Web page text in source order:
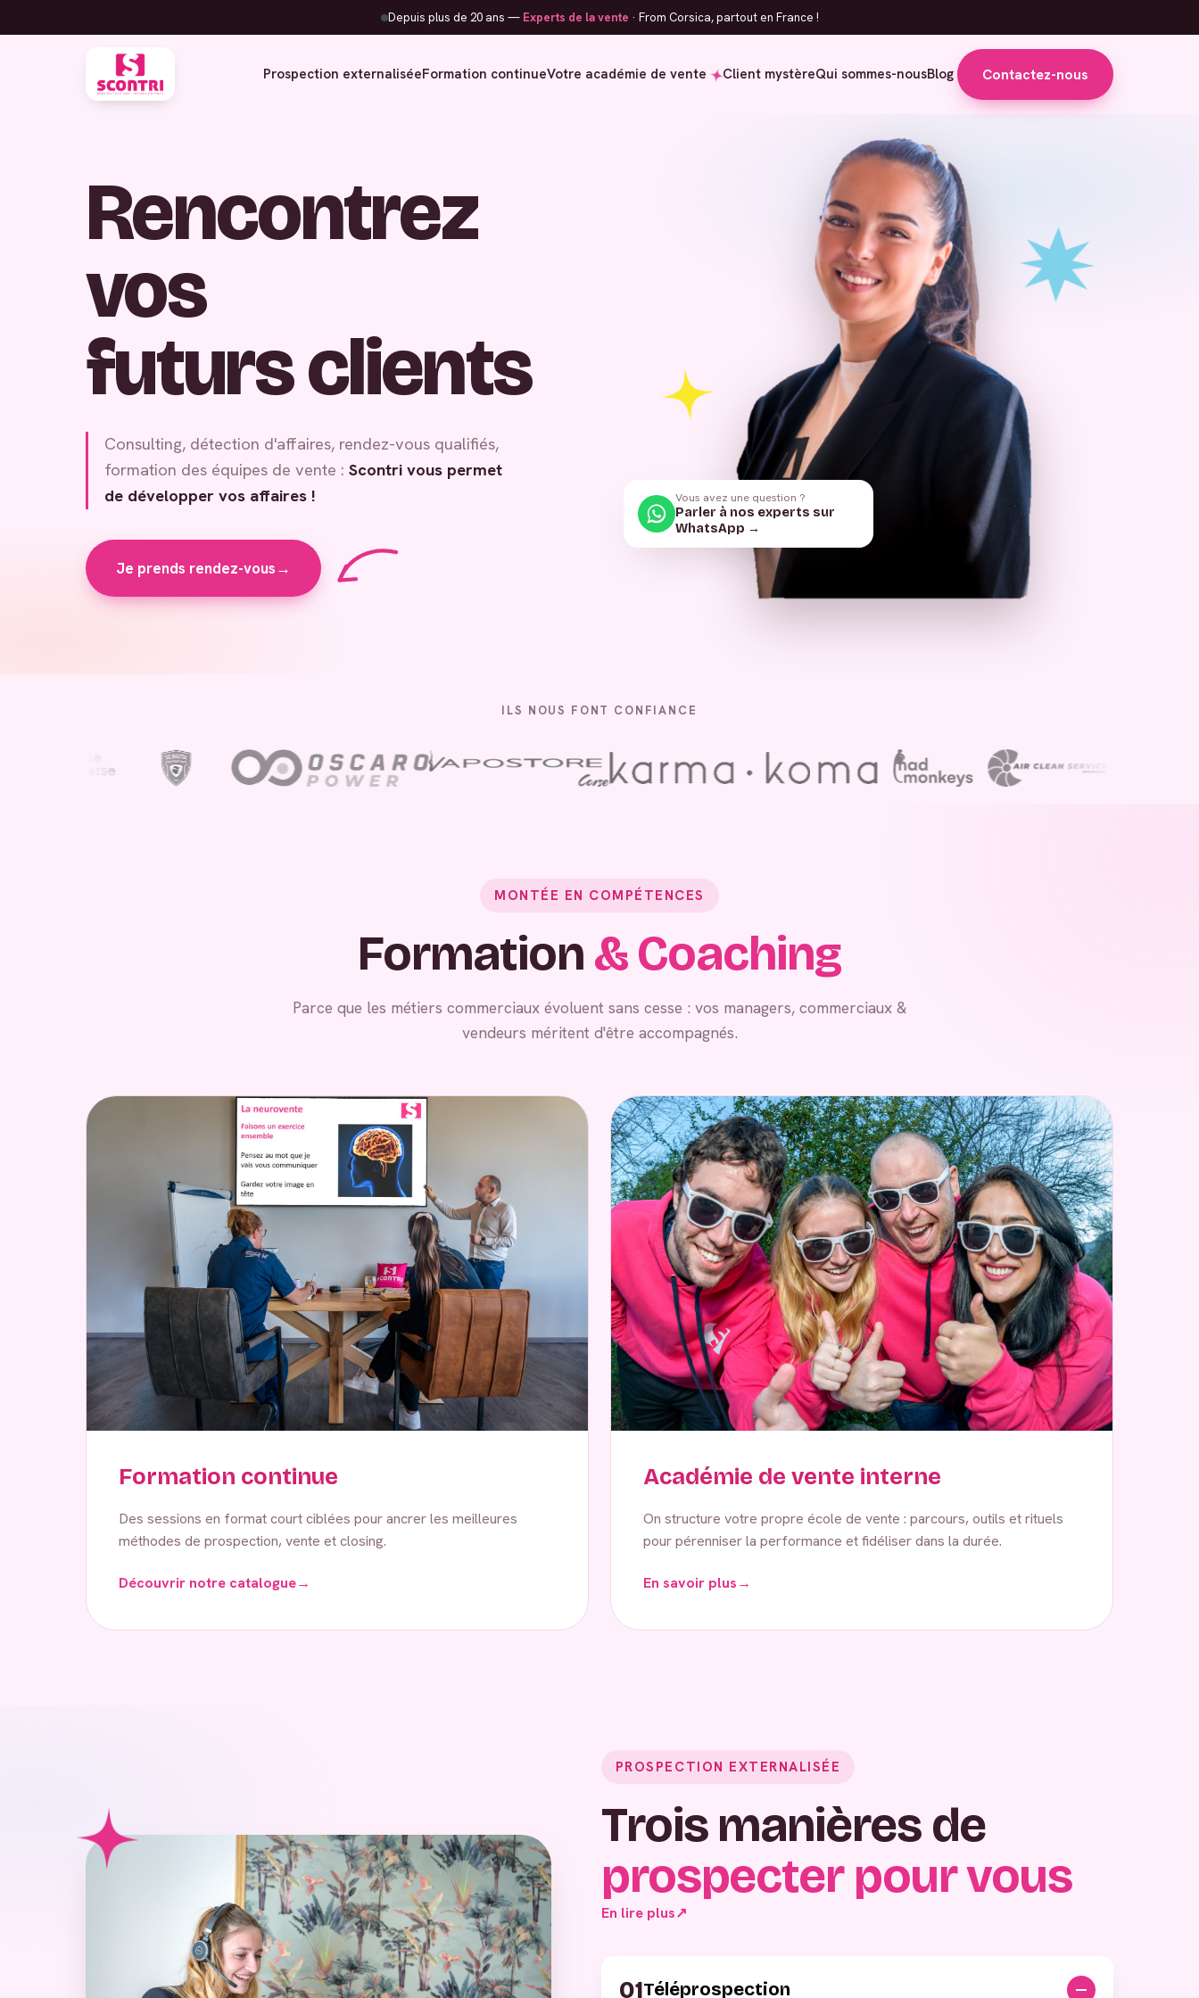
Depuis plus de 20 ans — Experts de la vente · From Corsica, partout en France !
Prospection externaliséeFormation continueVotre académie de vente Client mystèreQui sommes-nousBlog Contactez-nous
Rencontrez
vos
futurs clients
Consulting, détection d'affaires, rendez-vous qualifiés,
formation des équipes de vente : Scontri vous permet
de développer vos affaires !
Je prends rendez-vous→
Vous avez une question ?
Parler à nos experts sur
WhatsApp →
ILS NOUS FONT CONFIANCE
MONTÉE EN COMPÉTENCES
Formation& Coaching
Parce que les métiers commerciaux évoluent sans cesse : vos managers, commerciaux &
vendeurs méritent d'être accompagnés.
Formation continue
Des sessions en format court ciblées pour ancrer les meilleures
méthodes de prospection, vente et closing.
Découvrir notre catalogue→
Académie de vente interne
On structure votre propre école de vente : parcours, outils et rituels
pour pérenniser la performance et fidéliser dans la durée.
En savoir plus→
PROSPECTION EXTERNALISÉE
Trois manières de
prospecter pour vous
En lire plus↗
01Téléprospection